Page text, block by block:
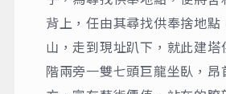
塔寺”。這個混合印度、錫蘭
8米，曾是泰北最高的建築，
震、泰緬戰爭的炮火及雷電襲
2米高的塔基和首層，然而幾